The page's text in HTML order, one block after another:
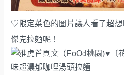
♡限定菜色的圖片讓人看了超想
傑克拉麵呢！